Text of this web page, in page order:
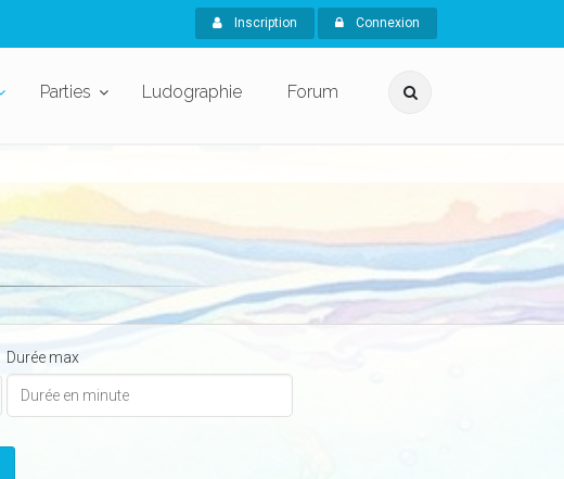
Inscription Connexion
Parties Ludographie Forum
Durée max